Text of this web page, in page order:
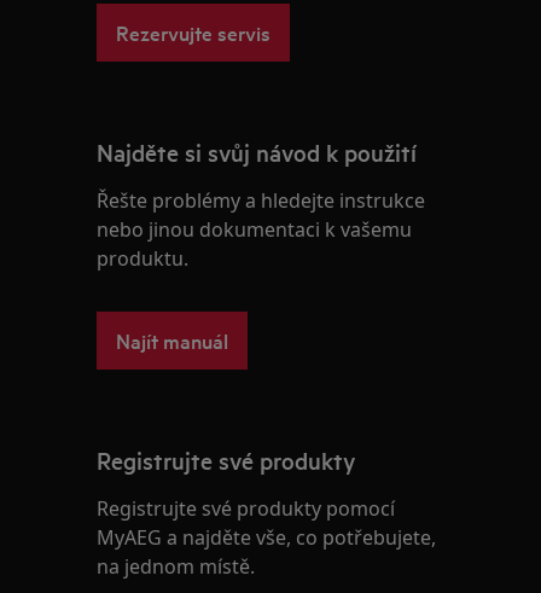
Rezervujte servis
Najděte si svůj návod k použití
Řešte problémy a hledejte instrukce
nebo jinou dokumentaci k vašemu
produktu.
Najít manuál
Registrujte své produkty
Registrujte své produkty pomocí
MyAEG a najděte vše, co potřebujete,
na jednom místě.